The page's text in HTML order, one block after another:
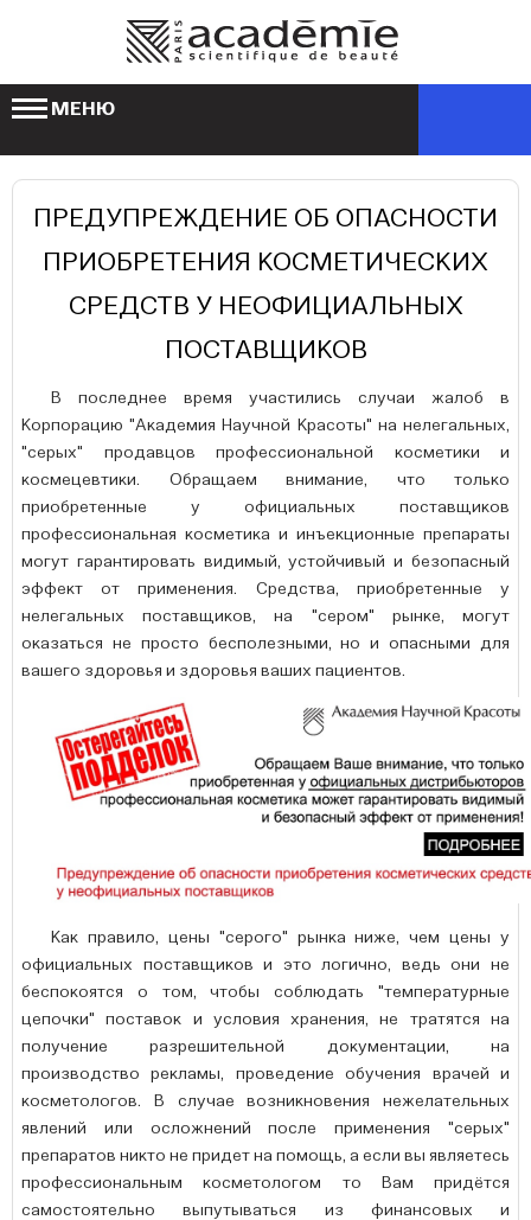
МЕНЮ
ПРЕДУПРЕЖДЕНИЕ ОБ ОПАСНОСТИ
ПРИОБРЕТЕНИЯ КОСМЕТИЧЕСКИХ
СРЕДСТВ У НЕОФИЦИАЛЬНЫХ
ПОСТАВЩИКОВ
В последнее время участились случаи жалоб в
Корпорацию "Академия Научной Красоты" на нелегальных,
"серых" продавцов профессиональной косметики и
космецевтики. Обращаем внимание, что только
приобретенные у официальных поставщиков
профессиональная косметика и инъекционные препараты
могут гарантировать видимый, устойчивый и безопасный
эффект от применения. Средства, приобретенные у
нелегальных поставщиков, на "сером" рынке, могут
оказаться не просто бесполезными, но и опасными для
вашего здоровья и здоровья ваших пациентов.
Как правило, цены "серого" рынка ниже, чем цены у
официальных поставщиков и это логично, ведь они не
беспокоятся о том, чтобы соблюдать "температурные
цепочки" поставок и условия хранения, не тратятся на
получение разрешительной документации, на
производство рекламы, проведение обучения врачей и
косметологов. В случае возникновения нежелательных
явлений или осложнений после применения "серых"
препаратов никто не придет на помощь, а если вы являетесь
профессиональным косметологом то Вам придётся
самостоятельно выпутываться из финансовых и